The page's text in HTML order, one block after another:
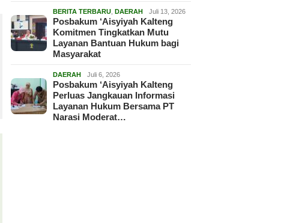
BERITA TERBARU ,DAERAH Juli 13, 2026
Posbakum ‘Aisyiyah Kalteng
Komitmen Tingkatkan Mutu
Layanan Bantuan Hukum bagi
Masyarakat
DAERAH Juli 6, 2026
Posbakum ‘Aisyiyah Kalteng
Perluas Jangkauan Informasi
Layanan Hukum Bersama PT
Narasi Moderat…